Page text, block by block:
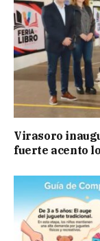
Virasoro
fuerte acento